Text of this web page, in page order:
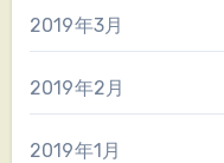
2019年3月
2019年2月
2019年1月